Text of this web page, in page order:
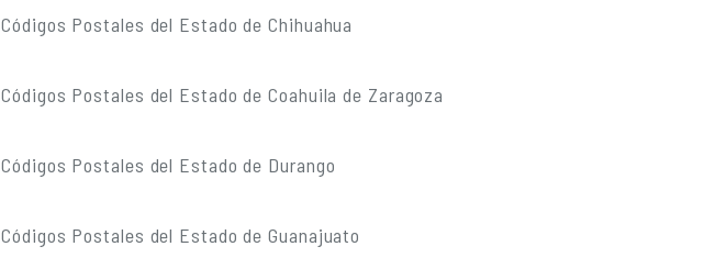
Códigos Postales del Estado de Chihuahua
Códigos Postales del Estado de Coahuila de Zaragoza
Códigos Postales del Estado de Durango
Códigos Postales del Estado de Guanajuato